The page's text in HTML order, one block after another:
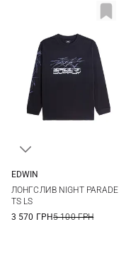
EDWIN
ЛОНГСЛИВ NIGHT PARADE
TS LS
3 570 ГРН5 100 ГРН